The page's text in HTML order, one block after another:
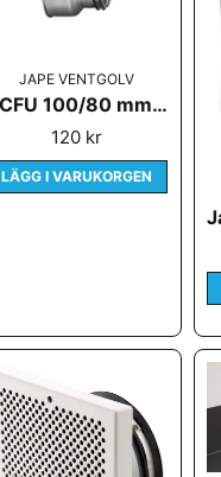
JAPE VENTGOLV
RCFU 100/80 mm (reducering utv/inv)
120 kr
LÄGG I VARUKORGEN